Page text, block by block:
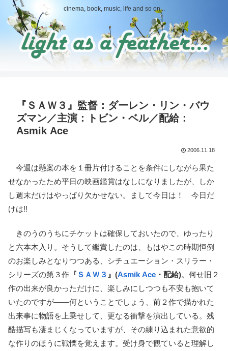
cinema, book, music, life and so on...
『ＳＡＷ３』監督：ダーレン・リン・バウ
ズマン／主演：トビン・ベル／配給：
Asmik Ace
2006.11.18
今週は懸案の本を１冊片付けることを条件にしながら果た
せなかったため平日の映画鑑賞はなしになりましたが、しか
し週末だけはやっぱり欠かせない。まして今日は！ 今日だ
けは!!
きのうのうちにチケットは確保しておいたので、ゆったり
と六本木入り。そうして鑑賞したのは、もはやこの時期恒例
のお楽しみとなりつつある、シチュエーション・スリラー・
シリーズの第３作 『 ＳＡＷ３ 』(Asmik Ace ・配給)。何せ旧２
作の出来が良かっただけに、楽しみにしつつも不安も抱いて
いたのですが――何ということでしょう、前２作で描かれた
出来事に物語を上乗せして、更なる衝撃を演出している。残
酷描写も凄まじくなっていますが、その練り込まれた意欲的
な作りのほうに戦慄を覚えます。受け身で観ていると理解し